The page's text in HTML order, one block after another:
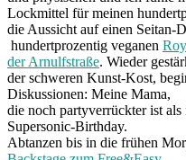
Lockmittel für meinen
die Aussicht auf einen Seitan-
hundertprozentig veganen
der Arnulfstraße. Wieder
der schweren Kunst-Kost,
Diskussionen: Meine Mama,
die noch partyverrückter ist
Supersonic-Birthday.
Abtanzen bis in die frühen